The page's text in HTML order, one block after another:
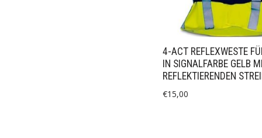
4-ACT REFLEXWESTE
IN SIGNALFARBE GELB
REFLEKTIERENDEN
€15,00